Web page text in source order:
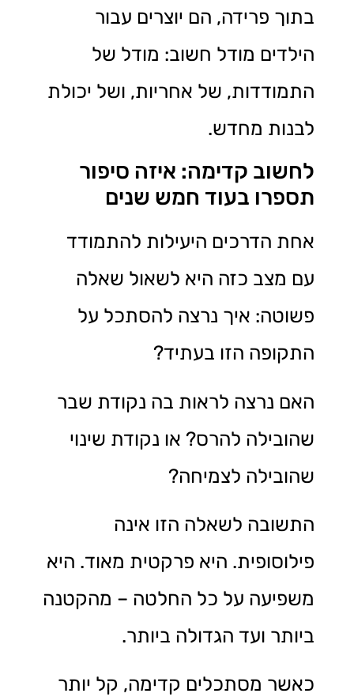
בתוך פרידה, הם יוצרים עבור
הילדים מודל חשוב: מודל של
התמודדות, של אחריות, ושל יכולת
לבנות מחדש.
לחשוב קדימה: איזה סיפור
תספרו בעוד חמש שנים
אחת הדרכים היעילות להתמודד
עם מצב כזה היא לשאול שאלה
פשוטה: איך נרצה להסתכל על
התקופה הזו בעתיד?
האם נרצה לראות בה נקודת שבר
שהובילה להרס? או נקודת שינוי
שהובילה לצמיחה?
התשובה לשאלה הזו אינה
פילוסופית. היא פרקטית מאוד. היא
משפיעה על כל החלטה – מהקטנה
ביותר ועד הגדולה ביותר.
כאשר מסתכלים קדימה, קל יותר